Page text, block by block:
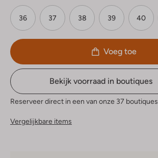
36 37 38 39 40
Voeg toe
Bekijk voorraad in boutiques
Reserveer direct in een van onze 37 boutiques
Vergelijkbare items